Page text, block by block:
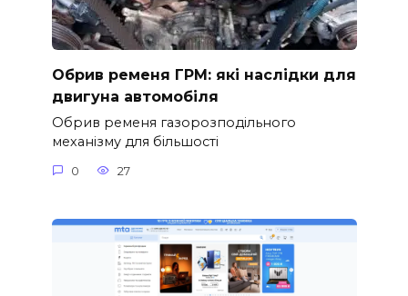
Обрив ременя ГРМ: які наслідки для
двигуна автомобіля
Обрив ременя газорозподільного
механізму для більшості
0 27